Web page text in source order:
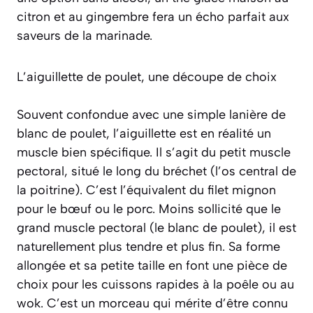
citron et au gingembre fera un écho parfait aux
saveurs de la marinade.
L’aiguillette de poulet, une découpe de choix
Souvent confondue avec une simple lanière de
blanc de poulet, l’aiguillette est en réalité un
muscle bien spécifique. Il s’agit du petit muscle
pectoral, situé le long du bréchet (l’os central de
la poitrine). C’est l’équivalent du filet mignon
pour le bœuf ou le porc. Moins sollicité que le
grand muscle pectoral (le blanc de poulet), il est
naturellement plus tendre et plus fin. Sa forme
allongée et sa petite taille en font une pièce de
choix pour les cuissons rapides à la poêle ou au
wok. C’est un morceau qui mérite d’être connu